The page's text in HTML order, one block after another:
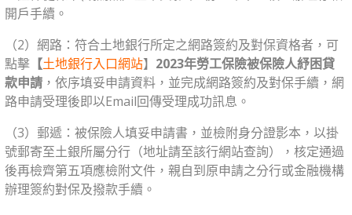
開戶手續。
（2）網路：符合土地銀行所定之網路簽約及對保資格者，可
點擊 【土地銀行入口網站】 2023年勞工保險被保險人紓困貸
款申請 ，依序填妥申請資料，並完成網路簽約及對保手續，網
路申請受理後即以Email回傳受理成功訊息。
（3）郵遞：被保險人填妥申請書，並檢附身分證影本，以掛
號郵寄至土銀所屬分行（地址請至該行網站查詢），核定通過
後再檢齊第五項應檢附文件，親自到原申請之分行或金融機構
辦理簽約對保及撥款手續。